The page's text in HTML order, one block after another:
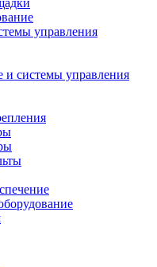
управления
и системы управления